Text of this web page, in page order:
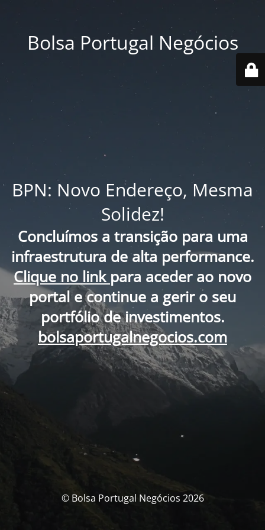
Bolsa Portugal Negócios
BPN: Novo Endereço, Mesma
Solidez!
Concluímos a transição para uma
infraestrutura de alta performance.
Clique no link para aceder ao novo
portal e continue a gerir o seu
portfólio de investimentos.
bolsaportugalnegocios.com
© Bolsa Portugal Negócios 2026